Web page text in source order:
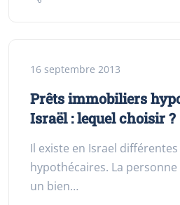
16 septembre 2013
Prêts immobiliers
Israël : lequel choisir ?
Il existe en Israel
hypothécaires. La
un bien…